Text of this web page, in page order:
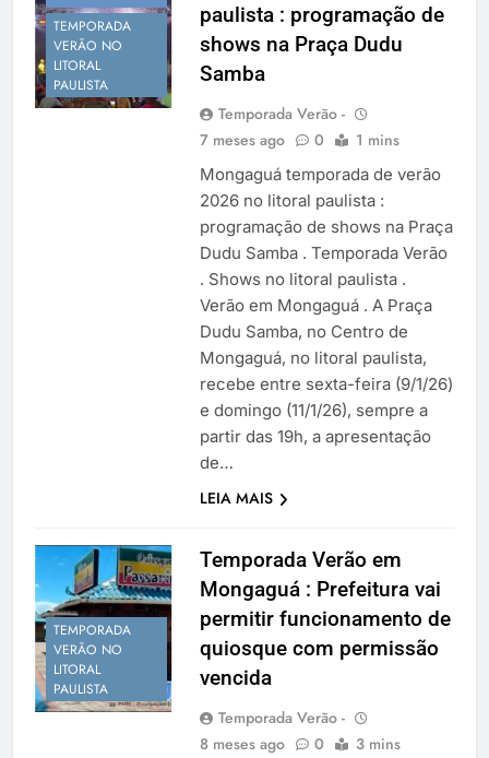
Temporada Verão 2027
TEMPORADA
VERÃO NO
LITORAL
PAULISTA
paulista : programação de
shows na Praça Dudu
Samba
Temporada Verão -
7 meses ago
0 1 mins
Mongaguá temporada de verão
2026 no litoral paulista :
programação de shows na Praça
Dudu Samba . Temporada Verão
. Shows no litoral paulista .
Verão em Mongaguá . A Praça
Dudu Samba, no Centro de
Mongaguá, no litoral paulista,
recebe entre sexta-feira (9/1/26)
e domingo (11/1/26), sempre a
partir das 19h, a apresentação
de…
LEIA MAIS
TEMPORADA
VERÃO NO
LITORAL
PAULISTA
Temporada Verão em
Mongaguá : Prefeitura vai
permitir funcionamento de
quiosque com permissão
vencida
Temporada Verão -
8 meses ago
0 3 mins